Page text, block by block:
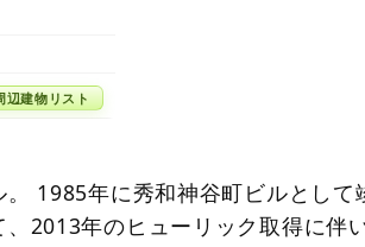
辺建物リスト
1985年に秀和神谷町ビルとして
2013年のヒューリック取得に伴